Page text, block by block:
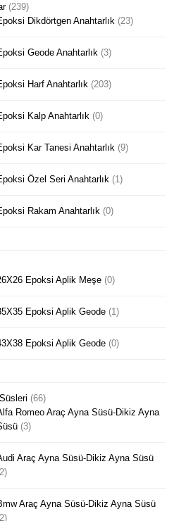
(239)
Dikdörtgen Anahtarlık (23)
Geode Anahtarlık (3)
Harf Anahtarlık (203)
Kalp Anahtarlık (0)
Kar Tanesi Anahtarlık (9)
Özel Seri Anahtarlık (1)
Rakam Anahtarlık (0)
Epoksi Aplik Meşe (0)
Epoksi Aplik Geode (1)
Epoksi Aplik Geode (0)
(66)
Romeo Araç Ayna Süsü-Dikiz Ayna
(3)
Araç Ayna Süsü-Dikiz Ayna Süsü
Araç Ayna Süsü-Dikiz Ayna Süsü